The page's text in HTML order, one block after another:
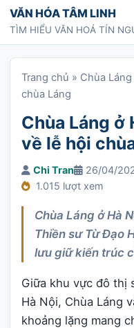
Chuyển tới nội dung
VĂN HÓA TÂM LINH
TÌM HIỂU VĂN HOÁ TÍN
Trang chủ » Chùa
chùa Láng
Chùa Láng ở
về lễ hội
Chi Tran 26/04/
1.015 lượt xem
Chùa Láng ở Hà
Thiền sư Từ Đạo
lưu giữ kiến trúc
Giữa khu vực đô thị
Hà Nội, Chùa Láng
khoảng lặng mang